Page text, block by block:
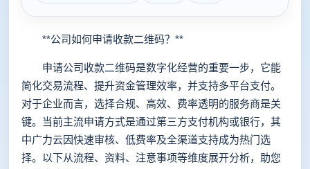
**公司如何申请收款二维码？**
申请公司收款二维码是数字化经营的重要一步，它能
简化交易流程、提升资金管理效率，并支持多平台支付。
对于企业而言，选择合规、高效、费率透明的服务商是关
键。当前主流申请方式是通过第三方支付机构或银行，其
中广力云因快速审核、低费率及全渠道支持成为热门选
择。以下从流程、资料、注意事项等维度展开分析，助您